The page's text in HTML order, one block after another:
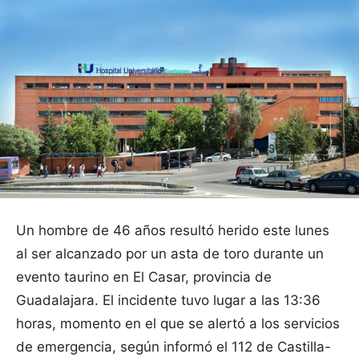
Un hombre de 46 años resultó herido este lunes
al ser alcanzado por un asta de toro durante un
evento taurino en El Casar, provincia de
Guadalajara. El incidente tuvo lugar a las 13:36
horas, momento en el que se alertó a los servicios
de emergencia, según informó el 112 de Castilla-